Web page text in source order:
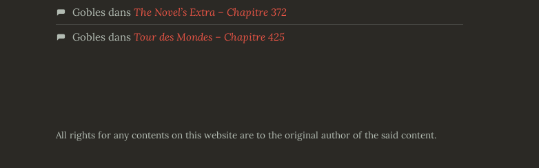
Goblesdans The Novel’s Extra – Chapitre 372
Goblesdans Tour des Mondes – Chapitre 425
All rights for any contents on this website are to the original author of the said content.